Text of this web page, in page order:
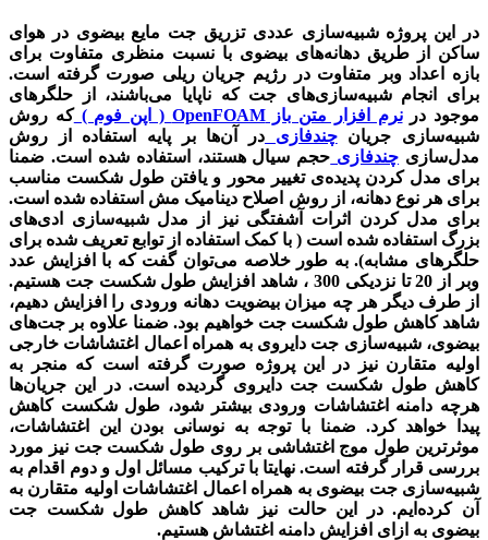
در این پروژه شبیه‌سازی عددی تزریق جت مایع بیضوی در هوای
ساکن از طریق‌ دهانه‌های بیضوی با نسبت منظری متفاوت برای
بازه اعداد وبر متفاوت در رژیم جریان ریلی صورت گرفته است.
برای انجام شبیه‌سازی‌های جت که ناپایا می‌باشند، از حلگرهای
موجود درنرم افزار متن باز OpenFOAM ( اپن فوم )
که روش
شبیه‌سازی جریانچندفازی در آن‌ها بر پایه استفاده از روش
مدل‌سازی چندفازی حجم سیال هستند، استفاده شده است. ضمنا
برای مدل کردن پدیده‌ی تغییر محور و یافتن طول شکست مناسب
برای هر نوع دهانه، از روش اصلاح دینامیک مش استفاده شده است.
برای مدل کردن اثرات آشفتگی نیز از مدل شبیه‌سازی ادی‌های
بزرگ استفاده شده است ( با کمک استفاده از توابع تعریف شده برای
حلگرهای مشابه). به طور خلاصه می‌توان گفت که با افزایش عدد
وبر از 20 تا نزدیکی 300 ، شاهد افزایش طول شکست جت هستیم.
از طرف دیگر هر چه میزان بیضویت دهانه ورودی را افزایش دهیم،
شاهد کاهش طول شکست جت خواهیم بود. ضمنا علاوه بر جت‌های
بیضوی، شبیه‌سازی جت دایروی به همراه اعمال اغتشاشات خارجی
اولیه متقارن نیز در این پروژه صورت گرفته است که منجر به
کاهش طول شکست جت دایروی گردیده است. در این جریان‌ها
هرچه دامنه اغتشاشات ورودی بیشتر شود، طول شکست کاهش
پیدا خواهد کرد. ضمنا با توجه به نوسانی بودن این اغتشاشات،
موثرترین طول موج اغتشاشی بر روی طول شکست جت نیز مورد
بررسی قرار گرفته است. نهایتا با ترکیب مسائل اول و دوم اقدام به
شبیه‌سازی جت بیضوی به همراه اعمال اغتشاشات اولیه متقارن به
آن کرده‌ایم. در این حالت نیز شاهد کاهش طول شکست جت
بیضوی به ازای افزایش دامنه اغتشاش هستیم.